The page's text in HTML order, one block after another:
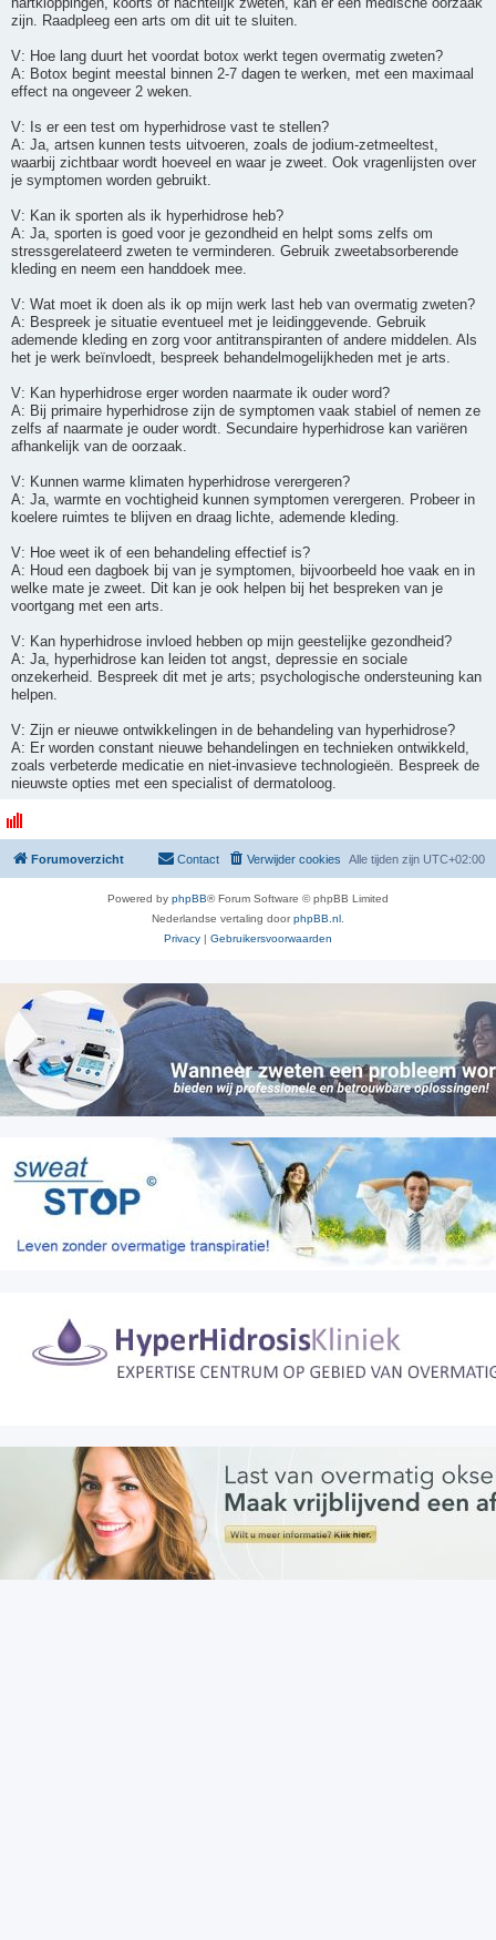
zijn. Raadpleeg een arts om dit uit te sluiten.
V: Hoe lang duurt het voordat botox werkt tegen overmatig zweten?
A: Botox begint meestal binnen 2-7 dagen te werken, met een maximaal
effect na ongeveer 2 weken.
V: Is er een test om hyperhidrose vast te stellen?
A: Ja, artsen kunnen tests uitvoeren, zoals de jodium-zetmeeltest,
waarbij zichtbaar wordt hoeveel en waar je zweet. Ook vragenlijsten over
je symptomen worden gebruikt.
V: Kan ik sporten als ik hyperhidrose heb?
A: Ja, sporten is goed voor je gezondheid en helpt soms zelfs om
stressgerelateerd zweten te verminderen. Gebruik zweetabsorberende
kleding en neem een handdoek mee.
V: Wat moet ik doen als ik op mijn werk last heb van overmatig zweten?
A: Bespreek je situatie eventueel met je leidinggevende. Gebruik
ademende kleding en zorg voor antitranspiranten of andere middelen. Als
het je werk beïnvloedt, bespreek behandelmogelijkheden met je arts.
V: Kan hyperhidrose erger worden naarmate ik ouder word?
A: Bij primaire hyperhidrose zijn de symptomen vaak stabiel of nemen ze
zelfs af naarmate je ouder wordt. Secundaire hyperhidrose kan variëren
afhankelijk van de oorzaak.
V: Kunnen warme klimaten hyperhidrose verergeren?
A: Ja, warmte en vochtigheid kunnen symptomen verergeren. Probeer in
koelere ruimtes te blijven en draag lichte, ademende kleding.
V: Hoe weet ik of een behandeling effectief is?
A: Houd een dagboek bij van je symptomen, bijvoorbeeld hoe vaak en in
welke mate je zweet. Dit kan je ook helpen bij het bespreken van je
voortgang met een arts.
V: Kan hyperhidrose invloed hebben op mijn geestelijke gezondheid?
A: Ja, hyperhidrose kan leiden tot angst, depressie en sociale
onzekerheid. Bespreek dit met je arts; psychologische ondersteuning kan
helpen.
V: Zijn er nieuwe ontwikkelingen in de behandeling van hyperhidrose?
A: Er worden constant nieuwe behandelingen en technieken ontwikkeld,
zoals verbeterde medicatie en niet-invasieve technologieën. Bespreek de
nieuwste opties met een specialist of dermatoloog.
Forumoverzicht Alle tijden zijn UTC+02:00
Verwijder cookies
Contact
Powered by phpBB® Forum Software © phpBB Limited
Nederlandse vertaling doorphpBB.nl
Privacy | Gebruikersvoorwaarden